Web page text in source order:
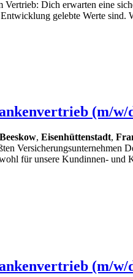
Dich erwarten eine
gelebte Werte sind.
(m/w/
Beeskow, Eisenhüttenstadt,
Versicherungsunternehmen
für unsere Kundinnen-
(m/w/